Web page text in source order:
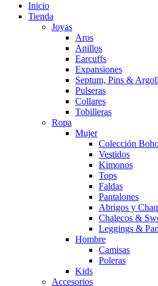
Inicio
Tienda
Joyas
Aros
Anillos
Earcuffs
Expansiones
Septum, Pins &
Pulseras
Collares
Tobilleras
Ropa
Mujer
Colección
Vestidos
Kimonos
Tops
Faldas
Pantalones
Abrigos y
Chalecos &
Leggings &
Hombre
Camisas
Poleras
Kids
Accesorios